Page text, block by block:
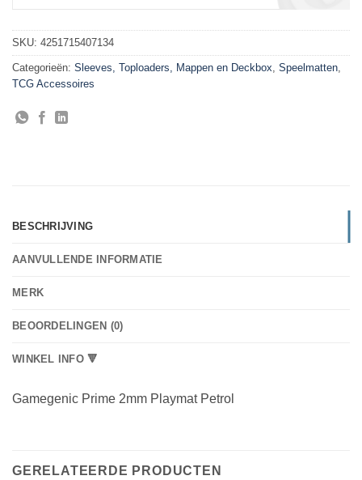
SKU: 4251715407134
Categorieën: Sleeves, Toploaders, Mappen en Deckbox, Speelmatten,
TCG Accessoires
BESCHRIJVING
AANVULLENDE INFORMATIE
MERK
BEOORDELINGEN (0)
WINKEL INFO 🔻
Gamegenic Prime 2mm Playmat Petrol
GERELATEERDE PRODUCTEN